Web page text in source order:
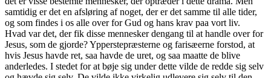
samtidig er det en afsløring af noget, der er det samme til alle tider,
og som findes i os alle over for Gud og hans krav paa vort liv.
Hvad var det, der fik disse mennesker dengang til at handle over for
Jesus, som de gjorde? Ypperstepræsterne og farisæerne forstod, at
hvis Jesus havde ret, saa havde de uret, og saa maatte de blive
anderledes. I stedet for at bøje sig under dette vilde de redde sig selv